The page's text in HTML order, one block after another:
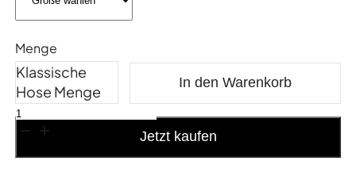
Menge
Klassische
Hose Menge
In den Warenkorb
Jetzt kaufen